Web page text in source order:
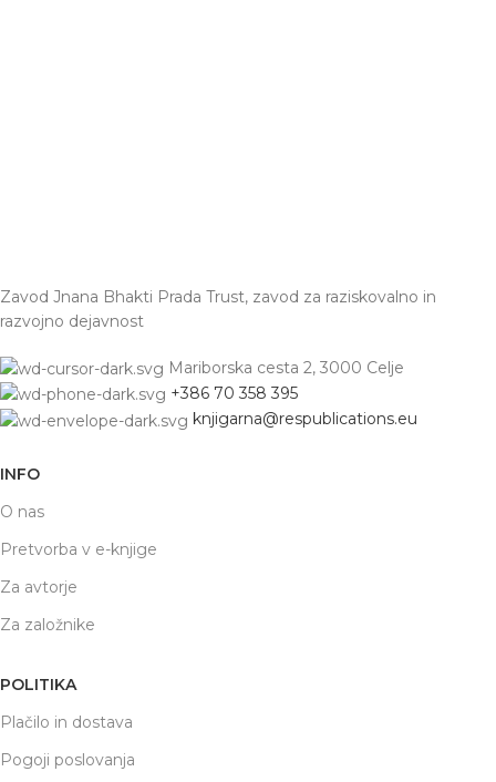
Zavod Jnana Bhakti Prada Trust, zavod za raziskovalno in
razvojno dejavnost
Mariborska cesta 2, 3000 Celje
+386 70 358 395
knjigarna@respublications.eu
INFO
O nas
Pretvorba v e-knjige
Za avtorje
Za založnike
POLITIKA
Plačilo in dostava
Pogoji poslovanja